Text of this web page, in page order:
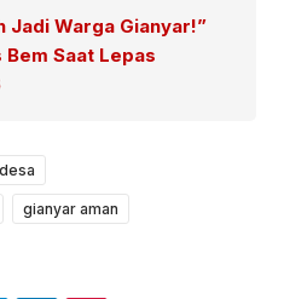
Jadi Warga Gianyar!”
Saat Lepas
gianyar aman